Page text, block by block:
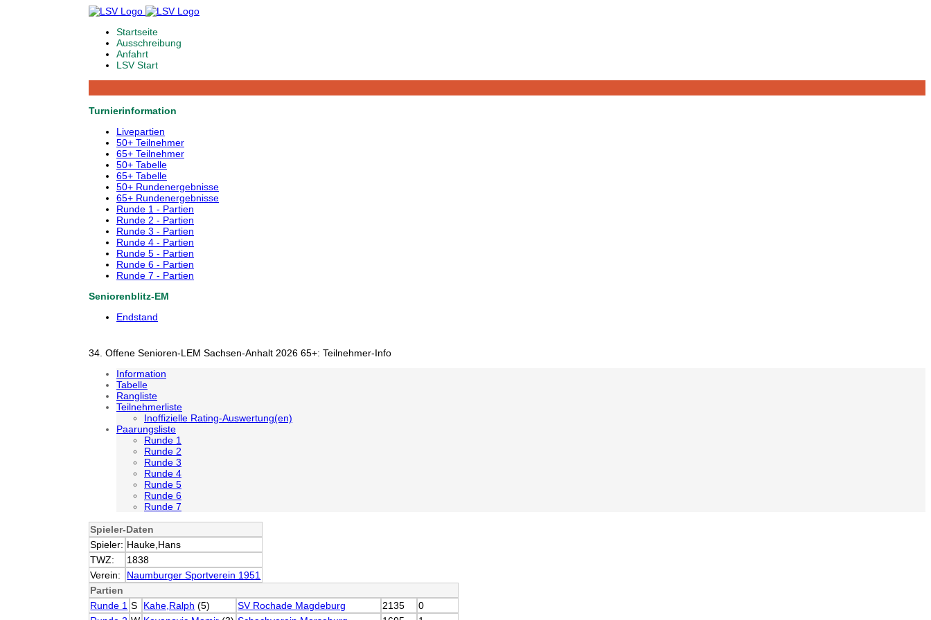
Startseite
Ausschreibung
Anfahrt
LSV Start
Turnierinformation
Livepartien
50+ Teilnehmer
65+ Teilnehmer
50+ Tabelle
65+ Tabelle
50+ Rundenergebnisse
65+ Rundenergebnisse
Runde 1 - Partien
Runde 2 - Partien
Runde 3 - Partien
Runde 4 - Partien
Runde 5 - Partien
Runde 6 - Partien
Runde 7 - Partien
Seniorenblitz-EM
Endstand
34. Offene Senioren-LEM Sachsen-Anhalt 2026 65+: Teilnehmer-Info
Information
Tabelle
Rangliste
Teilnehmerliste
Inoffizielle Rating-Auswertung(en)
Paarungsliste
Runde 1
Runde 2
Runde 3
Runde 4
Runde 5
Runde 6
Runde 7
Spieler-Daten
Spieler: Hauke,Hans
TWZ:
1838
Verein:
Naumburger Sportverein 1951
Partien
Runde 1 S Kahe,Ralph (5) SV Rochade Magdeburg 2135
0